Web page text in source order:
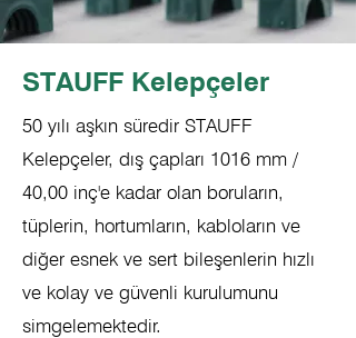
STAUFF Kelepçeler
50 yılı aşkın süredir STAUFF
Kelepçeler, dış çapları 1016 mm /
40,00 inç'e kadar olan boruların,
tüplerin, hortumların, kabloların ve
diğer esnek ve sert bileşenlerin hızlı
ve kolay ve güvenli kurulumunu
simgelemektedir.